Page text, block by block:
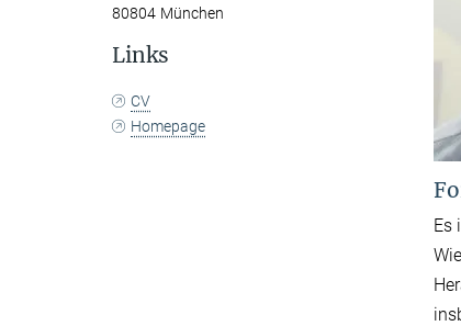
Es
80804 München
Links
CV
Homepage